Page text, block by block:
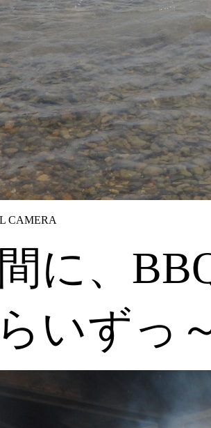
CAMERA
に、
いずっ